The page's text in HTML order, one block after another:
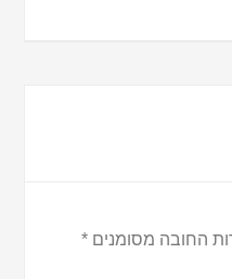
החובה מסומנים *